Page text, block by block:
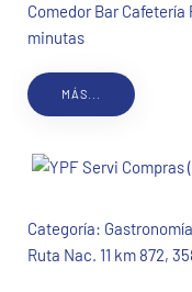
Comedor Bar
minutas
MÁS...
Categoría: Gastronomía
Ruta Nac. 11 km 872,